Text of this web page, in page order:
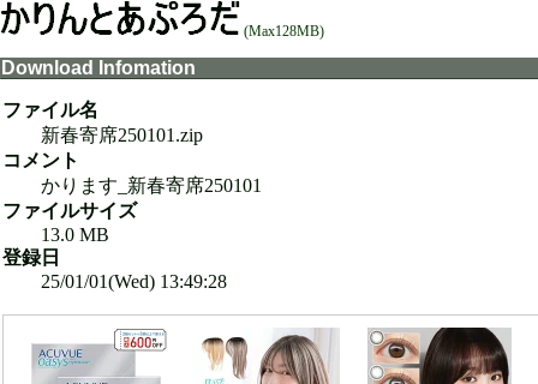
(Max128MB)
Download Infomation
ファイル名
新春寄席250101.zip
コメント
かります_新春寄席250101
ファイルサイズ
13.0 MB
登録日
25/01/01(Wed) 13:49:28